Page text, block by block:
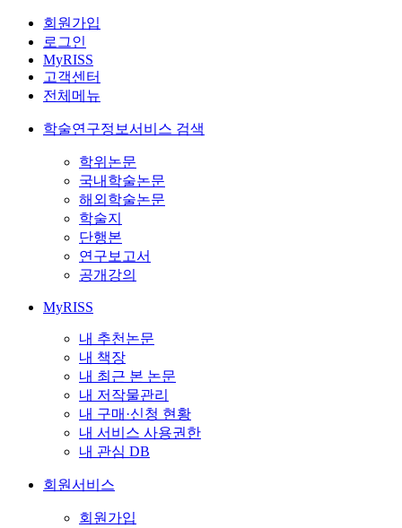
회원가입
로그인
MyRISS
고객센터
전체메뉴
학술연구정보서비스 검색
학위논문
국내학술논문
해외학술논문
학술지
단행본
연구보고서
공개강의
MyRISS
내 추천논문
내 책장
내 최근 본 논문
내 저작물관리
내 구매·신청 현황
내 서비스 사용권한
내 관심 DB
회원서비스
회원가입